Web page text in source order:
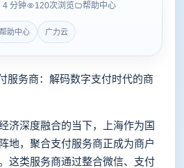
4 分钟 120次浏览 帮助中心
帮助中心 广力云
务商：解码数字支付时代的商
深度融合的当下，上海作为国
地，聚合支付服务商正成为商户
这类服务商通过整合微信、支付